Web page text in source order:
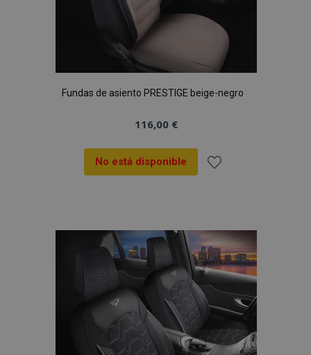
Fundas de asiento PRESTIGE beige-negro
116,00 €
No está disponible
Lista
de
Deseos